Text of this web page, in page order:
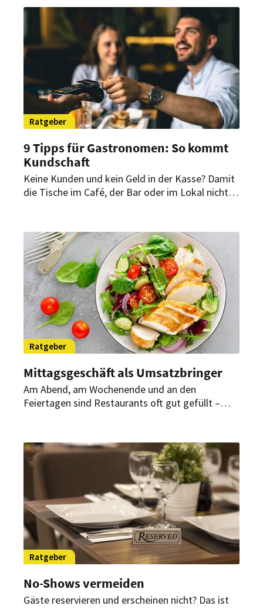
Arbeitsbelastung. Das sorgt für Unmut in der
Belegschaft. Wie kann man dem
entgegenwirken?
Ratgeber
9 Tipps für Gastronomen: So kommt
Kundschaft
Keine Kunden und kein Geld in der Kasse? Damit
die Tische im Café, der Bar oder im Lokal nicht
Ratgeber
Mittagsgeschäft als Umsatzbringer
Am Abend, am Wochenende und an den
Feiertagen sind Restaurants oft gut gefüllt –
bringen.
Ratgeber
No-Shows vermeiden
Gäste reservieren und erscheinen nicht? Das ist